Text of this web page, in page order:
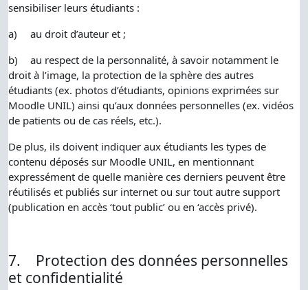
sensibiliser leurs étudiants :
a)
au droit d’auteur et ;
b)
au respect de la personnalité, à savoir notamment le
droit à l’image, la protection de la sphère des autres
étudiants (ex. photos d’étudiants, opinions exprimées sur
Moodle UNIL) ainsi qu’aux données personnelles (ex. vidéos
de patients ou de cas réels, etc.).
De plus, ils doivent indiquer aux étudiants les types de
contenu déposés sur Moodle UNIL, en mentionnant
expressément de quelle manière ces derniers peuvent être
réutilisés et publiés sur internet ou sur tout autre support
(publication en accès ‘tout public’ ou en ‘accès privé).
7.
Protection des données personnelles
et confidentialité